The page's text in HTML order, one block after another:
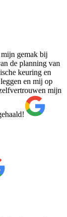
mijn gemak bij
de planning van
keuring en
en mij op
mijn